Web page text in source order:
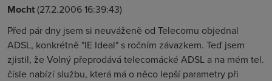
Mocht(27.2.2006 16:39:43)
Před pár dny jsem si neuváženě od Telecomu objednal
ADSL, konkrétně "IE Ideal" s ročním závazkem. Teď jsem
zjistil, že Volný přeprodává telecomácké ADSL a na mém tel.
čísle nabízí službu, která má o něco lepší parametry při